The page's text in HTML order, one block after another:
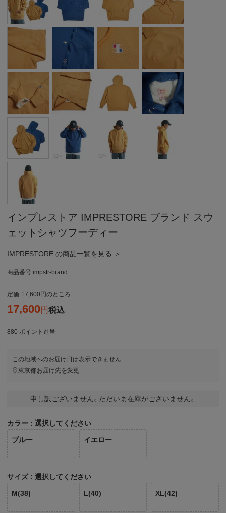
インプレストア IMPRESTORE ブランド スウ
ェットシャツフーディー
IMPRESTORE の商品一覧を見る ＞
商品番号 impstr-brand
定価 17,600 のところ
17,600 税込
880 ポイント進呈
この地域へのお届け日は表示できません
東京都お届け先を変更
申し訳ございません。ただいま在庫がございません。
カラー 選択してください
ブルー イエロー
サイズ 選択してください
M(38) L(40) XL(42)